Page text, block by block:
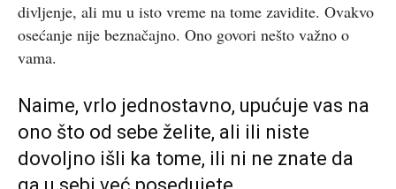
divljenje, ali mu u isto vreme na tome zavidite. Ovakvo
osećanje nije beznačajno. Ono govori nešto važno o
vama.
Naime, vrlo jednostavno, upućuje vas na
ono što od sebe želite, ali ili niste
dovoljno išli ka tome, ili ni ne znate da